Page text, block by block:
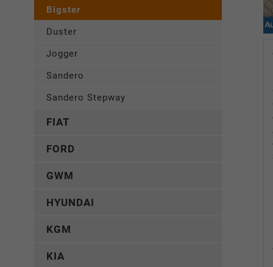
Bigster
Duster
Jogger
Sandero
Sandero Stepway
FIAT
FORD
GWM
HYUNDAI
KGM
KIA